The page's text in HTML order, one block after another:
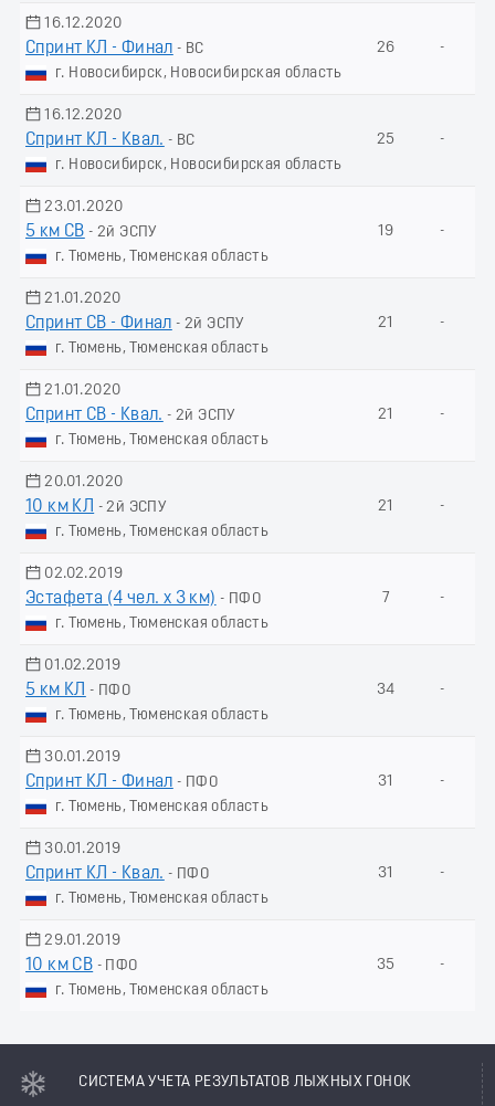
16.12.2020
Спринт КЛ - Финал - ВС
г. Новосибирск, Новосибирская область
26 -
16.12.2020
Спринт КЛ - Квал. - ВС
г. Новосибирск, Новосибирская область
25 -
23.01.2020
5 км СВ - 2й ЭСПУ
г. Тюмень, Тюменская область
19 -
21.01.2020
Спринт СВ - Финал - 2й ЭСПУ
г. Тюмень, Тюменская область
21 -
21.01.2020
Спринт СВ - Квал. - 2й ЭСПУ
г. Тюмень, Тюменская область
21 -
20.01.2020
10 км КЛ
- 2й ЭСПУ
г. Тюмень, Тюменская область
21 -
02.02.2019
Эстафета (4 чел. х 3 км) - ПФО
г. Тюмень, Тюменская область
7 -
01.02.2019
5 км КЛ
- ПФО
г. Тюмень, Тюменская область
34 -
30.01.2019
Спринт КЛ - Финал - ПФО
г. Тюмень, Тюменская область
31 -
30.01.2019
Спринт КЛ - Квал. - ПФО
г. Тюмень, Тюменская область
31 -
29.01.2019
10 км СВ - ПФО
г. Тюмень, Тюменская область
35 -
СИСТЕМА УЧЕТА РЕЗУЛЬТАТОВ ЛЫЖНЫХ ГОНОК